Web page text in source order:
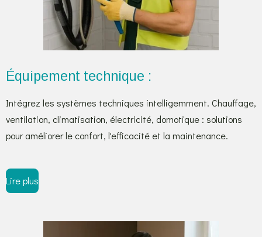
Équipement technique :
Intégrez les systèmes techniques intelligemment. Chauffage,
ventilation, climatisation, électricité, domotique : solutions
pour améliorer le confort, l'efficacité et la maintenance.
Lire plus